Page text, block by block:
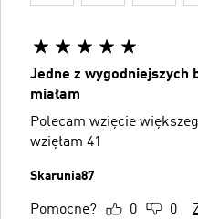
Jedne z wygodniejszych
miałam
Polecam wzięcie
wzięłam 41
Skarunia87
Pomocne? 0 0